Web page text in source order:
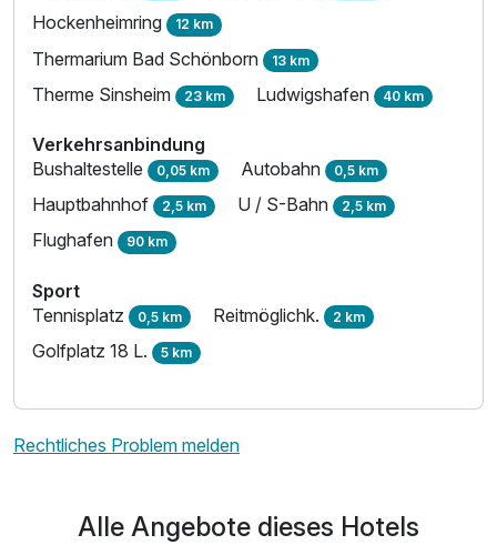
Hockenheimring 12 km
Thermarium Bad Schönborn 13 km
Therme Sinsheim 23 km Ludwigshafen 40 km
Verkehrsanbindung
Bushaltestelle 0,05 km Autobahn 0,5 km
Hauptbahnhof 2,5 km U / S-Bahn 2,5 km
Flughafen 90 km
Sport
Tennisplatz 0,5 km Reitmöglichk. 2 km
Golfplatz 18 L. 5 km
Rechtliches Problem melden
Alle Angebote dieses Hotels